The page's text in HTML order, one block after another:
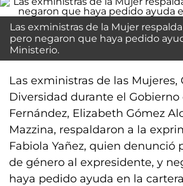
Las exministras de la Mujer
pero negaron que haya pedido
Ministerio.
Las exministras de las Mujeres,
Diversidad durante el
Fernández, Elizabeth Gómez
Mazzina, respaldaron a la
Fabiola Yañez, quien denunció
de género al expresidente, y
haya pedido ayuda en la